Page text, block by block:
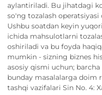
aylantiriladi. Bu jihatdagi
so'ng tozalash
Ushbu soatdan keyin
ichida mahsulotlarni
oshiriladi va bu foyda
mumkin - sizning biznes
asosiy qismi uchun;
bunday masalalarga doim
tashqi vazifalari Sin No. 4: